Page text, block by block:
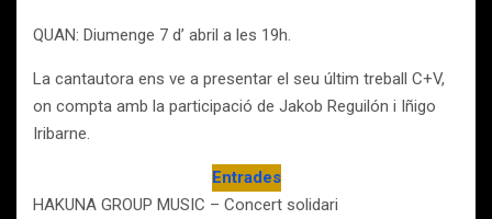
QUAN: Diumenge 7 d’ abril a les 19h.
La cantautora ens ve a presentar el seu últim treball C+V,
on compta amb la participació de Jakob Reguilón i Iñigo
Iribarne.
Entrades
HAKUNA GROUP MUSIC – Concert solidari